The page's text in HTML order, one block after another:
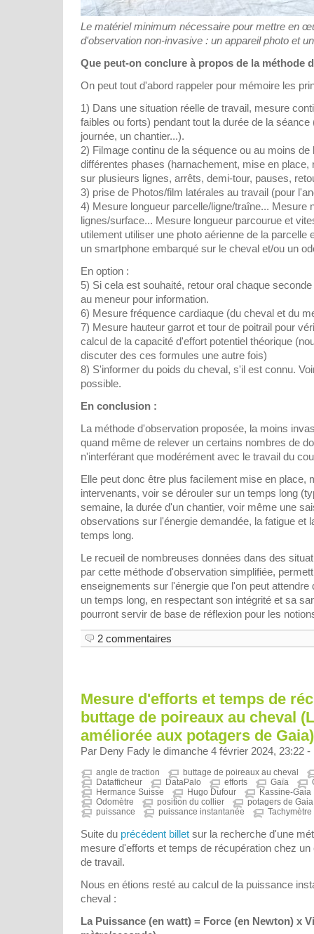
Le matériel minimum nécessaire pour mettre en
d'observation non-invasive : un appareil photo et
Que peut-on conclure à propos de la méthode
On peut tout d'abord rappeler pour mémoire les
1) Dans une situation réelle de travail, mesure
faibles ou forts) pendant tout la durée de la séance
journée, un chantier...).
2) Filmage continu de la séquence ou au moins de
différentes phases (harnachement, mise en place,
sur plusieurs lignes, arrêts, demi-tour, pauses,
3) prise de Photos/film latérales au travail (pour
4) Mesure longueur parcelle/ligne/traîne... Mesure
lignes/surface... Mesure longueur parcourue et
utilement utiliser une photo aérienne de la parcelle
un smartphone embarqué sur le cheval et/ou un
En option :
5) Si cela est souhaité, retour oral chaque
au meneur pour information.
6) Mesure fréquence cardiaque (du cheval et du
7) Mesure hauteur garrot et tour de poitrail pour
calcul de la capacité d'effort potentiel théorique
discuter des ces formules une autre fois)
8) S'informer du poids du cheval, s'il est connu.
possible.
En conclusion :
La méthode d'observation proposée, la moins
quand même de relever un certains nombres de
n'interférant que modérément avec le travail du
Elle peut donc être plus facilement mise en place,
intervenants, voir se dérouler sur un temps long
semaine, la durée d'un chantier, voir même une
observations sur l'énergie demandée, la fatigue et
temps long.
Le recueil de nombreuses données dans des
par cette méthode d'observation simplifiée,
enseignements sur l'énergie que l'on peut
un temps long, en respectant son intégrité et sa
pourront servir de base de réflexion pour les
2 commentaires
Mesure d'efforts et temps de
buttage de poireaux au cheval
améliorée aux potagers de
Par Deny Fady le dimanche 4 février 2024, 23:22 -
angle de traction
buttage de poireaux au cheval
Datafficheur
DataPalo efforts Gaïa
Hermance Suisse
Hugo Dufour
Kassine-Gaia
Odomètre
position du collier
potagers de Gaia
puissance
puissance instantanée Tachymètre
Suite du précédent billet sur la recherche d'une
mesure d'efforts et temps de récupération chez un
de travail.
Nous en étions resté au calcul de la puissance
cheval :
La Puissance (en watt) = Force (en Newton) x